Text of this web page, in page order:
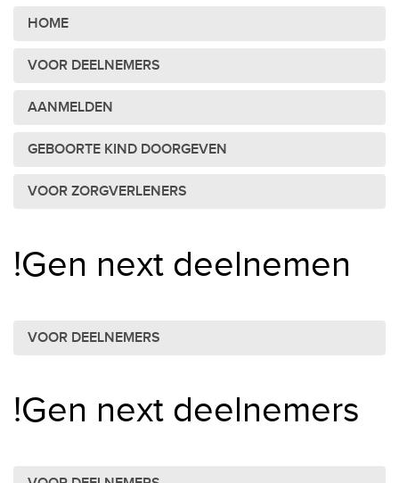
HOME
VOOR DEELNEMERS
AANMELDEN
GEBOORTE KIND DOORGEVEN
VOOR ZORGVERLENERS
!Gen next deelnemen
VOOR DEELNEMERS
!Gen next deelnemers